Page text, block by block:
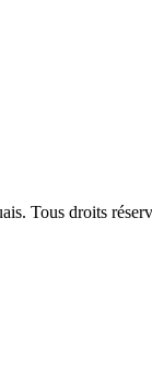
Tous droits